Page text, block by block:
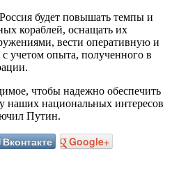
будет повышать темпы и
кораблей, оснащать их
вести оперативную и
учетом опыта, полученного в
чтобы надежно обеспечить
наших национальных интересов
Путин.
Вконтакте Google+